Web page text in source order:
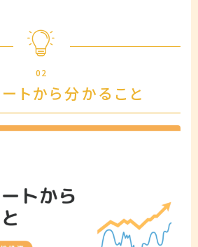
02
トから分かること